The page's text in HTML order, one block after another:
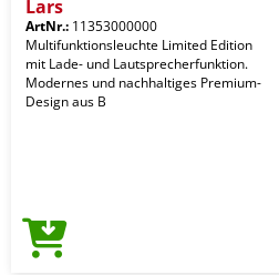
Lars
ArtNr.: 11353000000
Multifunktionsleuchte Limited Edition
mit Lade- und Lautsprecherfunktion.
Modernes und nachhaltiges Premium-
Design aus B